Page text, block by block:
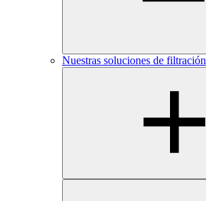
Nuestras soluciones de filtración